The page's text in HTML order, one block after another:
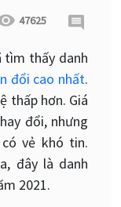
47625
tìm thấy danh
đổi cao nhất.
thấp hơn. Giá
đổi, nhưng
vẻ khó tin.
đây là danh
2021.